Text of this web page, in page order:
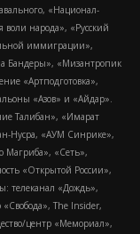
«Национал-
народа», «Русский
иммиграции»,
Бандеры», «Мизантропик
«Артподготовка»,
«Азов» и «Айдар».
Талибан», «Имарат
Нусра, «АУМ Синрике»,
Магриба», «Сеть»,
«Открытой России»,
телеканал «Дождь»,
The Insider,
центр «Мемориал»,